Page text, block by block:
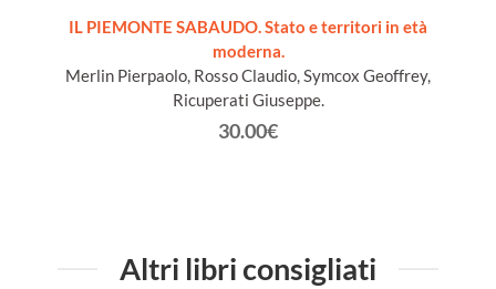
IL PIEMONTE SABAUDO. Stato e territori in età
moderna.
Merlin Pierpaolo, Rosso Claudio, Symcox Geoffrey,
Ricuperati Giuseppe.
30.00€
Altri libri consigliati